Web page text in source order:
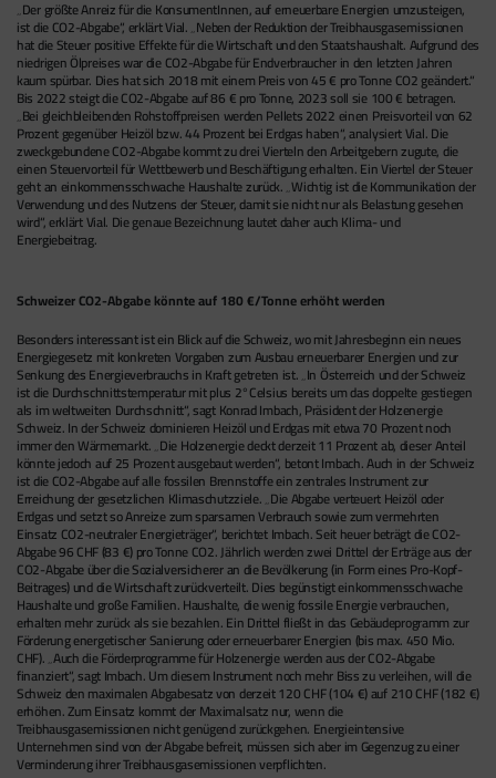
„Der größte Anreiz für die KonsumentInnen, auf erneuerbare Energien umzusteigen,
ist die CO2-Abgabe“, erklärt Vial. „Neben der Reduktion der Treibhausgasemissionen
hat die Steuer positive Effekte für die Wirtschaft und den Staatshaushalt. Aufgrund des
niedrigen Ölpreises war die CO2-Abgabe für Endverbraucher in den letzten Jahren
kaum spürbar. Dies hat sich 2018 mit einem Preis von 45 € pro Tonne CO2 geändert.“
Bis 2022 steigt die CO2-Abgabe auf 86 € pro Tonne, 2023 soll sie 100 € betragen.
„Bei gleichbleibenden Rohstoffpreisen werden Pellets 2022 einen Preisvorteil von 62
Prozent gegenüber Heizöl bzw. 44 Prozent bei Erdgas haben“, analysiert Vial. Die
zweckgebundene CO2-Abgabe kommt zu drei Vierteln den Arbeitgebern zugute, die
einen Steuervorteil für Wettbewerb und Beschäftigung erhalten. Ein Viertel der Steuer
geht an einkommensschwache Haushalte zurück. „Wichtig ist die Kommunikation der
Verwendung und des Nutzens der Steuer, damit sie nicht nur als Belastung gesehen
wird“, erklärt Vial. Die genaue Bezeichnung lautet daher auch Klima- und
Energiebeitrag.
Schweizer CO2-Abgabe könnte auf 180 €/Tonne erhöht werden
Besonders interessant ist ein Blick auf die Schweiz, wo mit Jahresbeginn ein neues
Energiegesetz mit konkreten Vorgaben zum Ausbau erneuerbarer Energien und zur
Senkung des Energieverbrauchs in Kraft getreten ist. „In Österreich und der Schweiz
ist die Durchschnittstemperatur mit plus 2°Celsius bereits um das doppelte gestiegen
als im weltweiten Durchschnitt“, sagt Konrad Imbach, Präsident der Holzenergie
Schweiz. In der Schweiz dominieren Heizöl und Erdgas mit etwa 70 Prozent noch
immer den Wärmemarkt. „Die Holzenergie deckt derzeit 11 Prozent ab, dieser Anteil
könnte jedoch auf 25 Prozent ausgebaut werden“, betont Imbach. Auch in der Schweiz
ist die CO2-Abgabe auf alle fossilen Brennstoffe ein zentrales Instrument zur
Erreichung der gesetzlichen Klimaschutzziele. „Die Abgabe verteuert Heizöl oder
Erdgas und setzt so Anreize zum sparsamen Verbrauch sowie zum vermehrten
Einsatz CO2-neutraler Energieträger“, berichtet Imbach. Seit heuer beträgt die CO2-
Abgabe 96 CHF (83 €) pro Tonne CO2. Jährlich werden zwei Drittel der Erträge aus der
CO2-Abgabe über die Sozialversicherer an die Bevölkerung (in Form eines Pro-Kopf-
Beitrages) und die Wirtschaft zurückverteilt. Dies begünstigt einkommensschwache
Haushalte und große Familien. Haushalte, die wenig fossile Energie verbrauchen,
erhalten mehr zurück als sie bezahlen. Ein Drittel fließt in das Gebäudeprogramm zur
Förderung energetischer Sanierung oder erneuerbarer Energien (bis max. 450 Mio.
CHF). „Auch die Förderprogramme für Holzenergie werden aus der CO2-Abgabe
finanziert“, sagt Imbach. Um diesem Instrument noch mehr Biss zu verleihen, will die
Schweiz den maximalen Abgabesatz von derzeit 120 CHF (104 €) auf 210 CHF (182 €)
erhöhen. Zum Einsatz kommt der Maximalsatz nur, wenn die
Treibhausgasemissionen nicht genügend zurückgehen. Energieintensive
Unternehmen sind von der Abgabe befreit, müssen sich aber im Gegenzug zu einer
Verminderung ihrer Treibhausgasemissionen verpflichten.